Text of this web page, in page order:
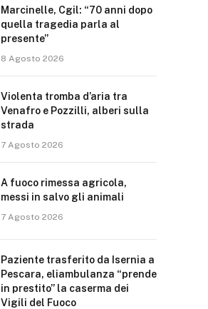
Marcinelle, Cgil: “70 anni dopo
quella tragedia parla al
presente”
8 Agosto 2026
Violenta tromba d’aria tra
Venafro e Pozzilli, alberi sulla
strada
7 Agosto 2026
A fuoco rimessa agricola,
messi in salvo gli animali
7 Agosto 2026
Paziente trasferito da Isernia a
Pescara, eliambulanza “prende
in prestito” la caserma dei
Vigili del Fuoco